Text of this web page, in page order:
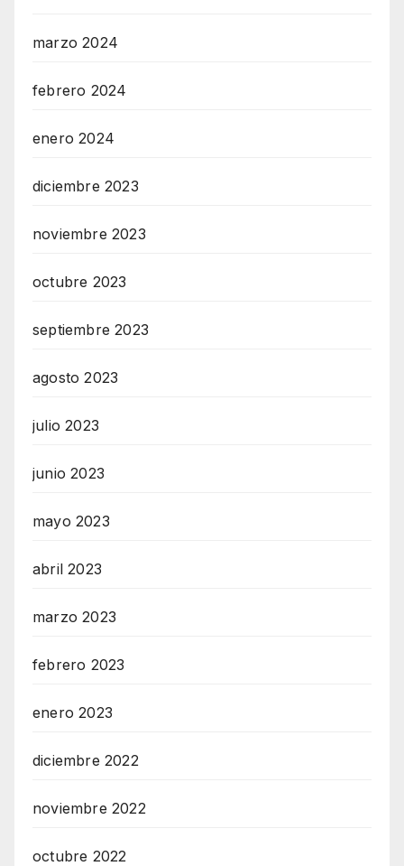
marzo 2024
febrero 2024
enero 2024
diciembre 2023
noviembre 2023
octubre 2023
septiembre 2023
agosto 2023
julio 2023
junio 2023
mayo 2023
abril 2023
marzo 2023
febrero 2023
enero 2023
diciembre 2022
noviembre 2022
octubre 2022